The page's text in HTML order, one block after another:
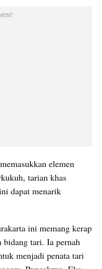
elemen
tarian khas
dapat menarik
ini memang kerap
bidang tari. Ia pernah
menjadi penata tari